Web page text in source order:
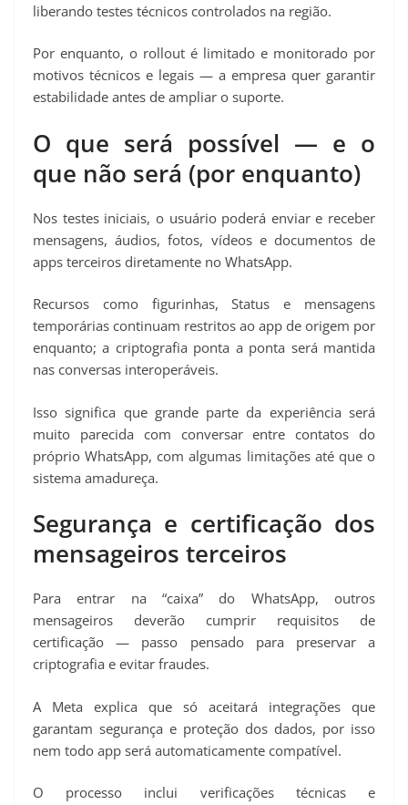
liberando testes técnicos controlados na região.
Por enquanto, o rollout é limitado e monitorado por
motivos técnicos e legais — a empresa quer garantir
estabilidade antes de ampliar o suporte.
O que será possível — e o
que não será (por enquanto)
Nos testes iniciais, o usuário poderá enviar e receber
mensagens, áudios, fotos, vídeos e documentos de
apps terceiros diretamente no WhatsApp.
Recursos como figurinhas, Status e mensagens
temporárias continuam restritos ao app de origem por
enquanto; a criptografia ponta a ponta será mantida
nas conversas interoperáveis.
Isso significa que grande parte da experiência será
muito parecida com conversar entre contatos do
próprio WhatsApp, com algumas limitações até que o
sistema amadureça.
Segurança e certificação dos
mensageiros terceiros
Para entrar na “caixa” do WhatsApp, outros
mensageiros deverão cumprir requisitos de
certificação — passo pensado para preservar a
criptografia e evitar fraudes.
A Meta explica que só aceitará integrações que
garantam segurança e proteção dos dados, por isso
nem todo app será automaticamente compatível.
O processo inclui verificações técnicas e